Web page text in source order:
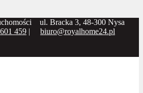
ul. Bracka 3, 48-300 Nysa
459 | biuro@royalhome24.pl